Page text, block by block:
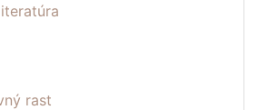
rast